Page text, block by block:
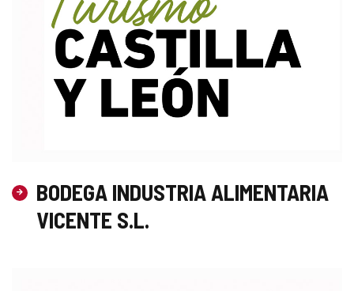
BODEGA INDUSTRIA ALIMENTARIA
VICENTE S.L.